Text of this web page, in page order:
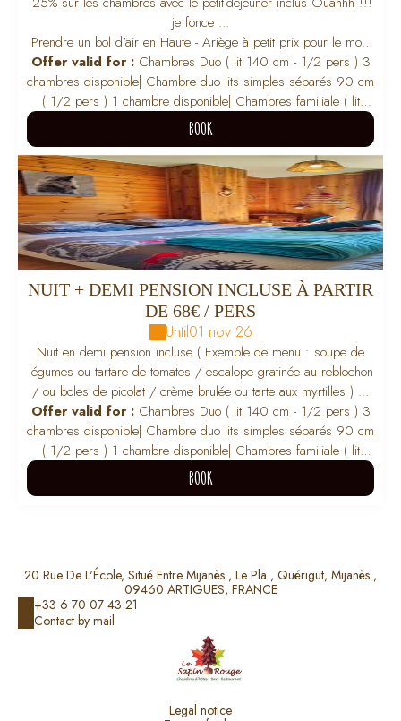
je fonce ...
Prendre un bol d'air en Haute - Ariège à petit prix pour le mois
de Août .
Offer valid for : Chambres Duo ( lit 140 cm - 1/2 pers ) 3
chambres disponible| Chambre duo lits simples séparés 90 cm
( 1/2 pers ) 1 chambre disponible| Chambres familiale ( lit
140cm + lit superposé 90cm ) 2 chambres disponible / 3
adultes max
Chambre Single - lit 120cm ( 1 pers ) 1 chambre
disponible
BOOK
BOOK
NUIT + DEMI PENSION INCLUSE À PARTIR
DE 68€ / PERS
Until01 nov 26
Nuit en demi pension incluse ( Exemple de menu : soupe de
légumes ou tartare de tomates / escalope gratinée au reblochon
/ ou boles de picolat / crème brulée ou tarte aux myrtilles ) ...
Offer valid for : Chambres Duo ( lit 140 cm - 1/2 pers ) 3
chambres disponible| Chambre duo lits simples séparés 90 cm
( 1/2 pers ) 1 chambre disponible| Chambres familiale ( lit
140cm + lit superposé 90cm ) 2 chambres disponible / 3
adultes max
Chambre Single - lit 120cm ( 1 pers ) 1 chambre
BOOK
20 Rue De L'École, Situé Entre Mijanès , Le Pla , Quérigut, Mijanès ,
09460 ARTIGUES, FRANCE
+33 6 70 07 43 21
Contact by mail
Legal notice